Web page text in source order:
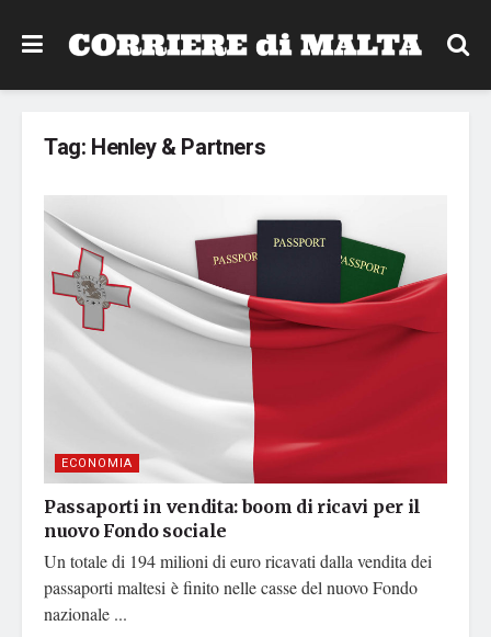
Tag: Henley & Partners
ECONOMIA
Passaporti in vendita: boom di ricavi per il
nuovo Fondo sociale
Un totale di 194 milioni di euro ricavati dalla vendita dei
passaporti maltesi è finito nelle casse del nuovo Fondo
nazionale ...